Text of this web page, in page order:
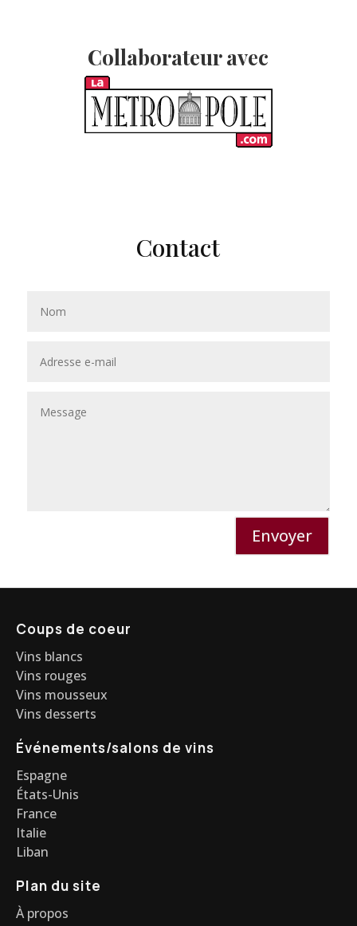
Collaborateur avec
Contact
Envoyer
Coups de coeur
Vins blancs
Vins rouges
Vins mousseux
Vins desserts
Événements/salons de vins
Espagne
États-Unis
France
Italie
Liban
Plan du site
À propos